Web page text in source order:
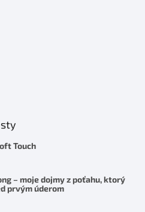
Touch
– moje dojmy z poťahu, ktorý
prvým úderom